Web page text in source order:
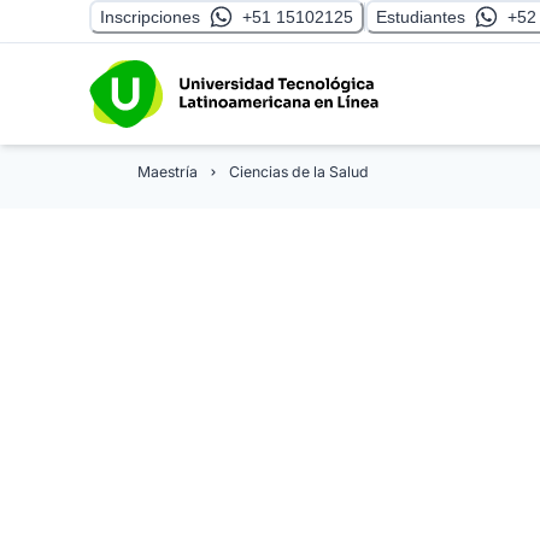
Inscripciones +51 15102125 Estudiantes +52
Maestría Ciencias de la Salud